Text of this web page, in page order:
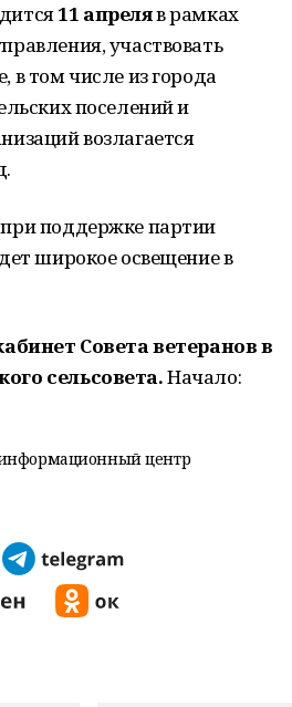
11 апреляв рамках
участвовать
в том числе из города
поселений и
возлагается
поддержке партии
широкое освещение в
Совета ветеранов в
сельсовета.Начало:
центр